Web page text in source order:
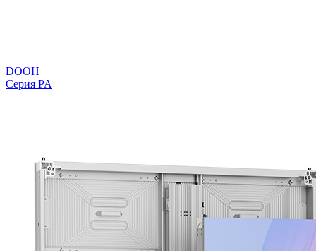
DOOH
Серия PA